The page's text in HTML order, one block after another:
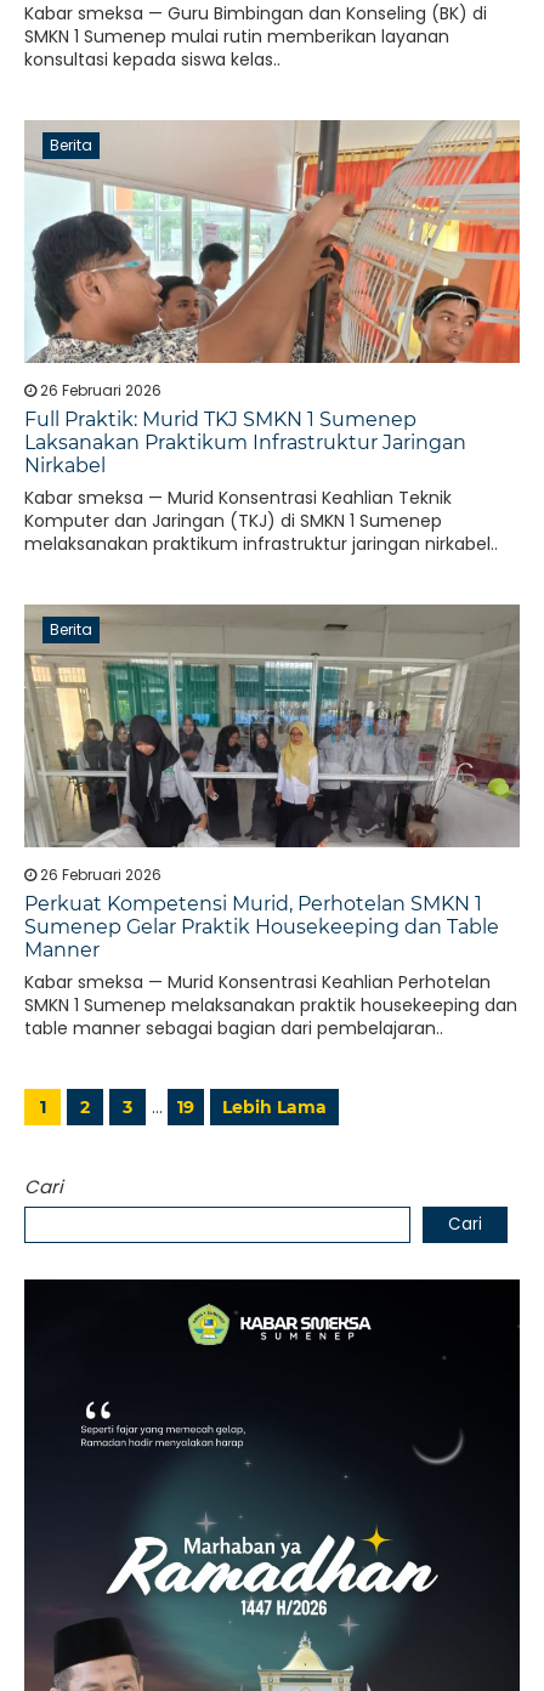
Kabar smeksa — Guru Bimbingan dan Konseling (BK) di
SMKN 1 Sumenep mulai rutin memberikan layanan
konsultasi kepada siswa kelas..
Berita
26 Februari 2026
Full Praktik: Murid TKJ SMKN 1 Sumenep
Laksanakan Praktikum Infrastruktur Jaringan
Nirkabel
Kabar smeksa — Murid Konsentrasi Keahlian Teknik
Komputer dan Jaringan (TKJ) di SMKN 1 Sumenep
melaksanakan praktikum infrastruktur jaringan nirkabel..
Berita
26 Februari 2026
Perkuat Kompetensi Murid, Perhotelan SMKN 1
Sumenep Gelar Praktik Housekeeping dan Table
Manner
Kabar smeksa — Murid Konsentrasi Keahlian Perhotelan
SMKN 1 Sumenep melaksanakan praktik housekeeping dan
table manner sebagai bagian dari pembelajaran..
1 2 3 … 19 Lebih Lama
Cari
Cari